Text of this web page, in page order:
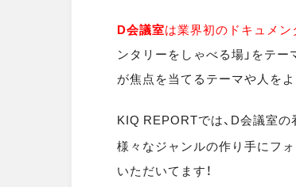
D会議室は業界初のドキュメ
ンタリーをしゃべる場」をテー
が焦点を当てるテーマや人を
KIQ REPORTでは、D会議室
様々なジャンルの作り手にフ
いただいてます！